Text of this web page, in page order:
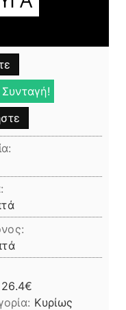
26.4
Κυρίως